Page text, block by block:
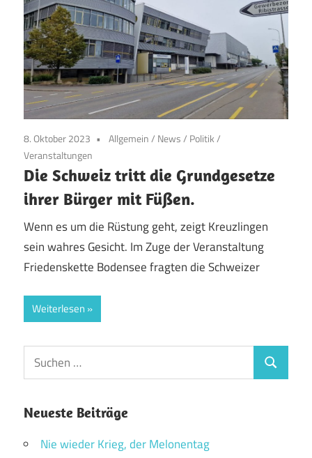
8. Oktober 2023 Allgemein/ News/ Politik/
Veranstaltungen
Die Schweiz tritt die Grundgesetze
ihrer Bürger mit Füßen.
Wenn es um die Rüstung geht, zeigt Kreuzlingen
sein wahres Gesicht. Im Zuge der Veranstaltung
Friedenskette Bodensee fragten die Schweizer
Weiterlesen
Suchen
nach:
Suchen
Neueste Beiträge
Nie wieder Krieg, der Melonentag